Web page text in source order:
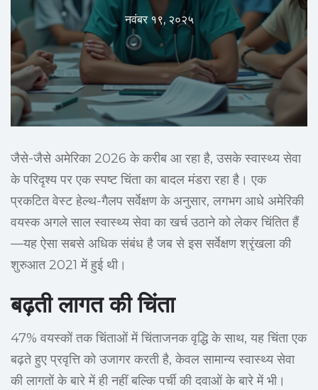
नवंबर १९, २०२५
जैसे-जैसे अमेरिका 2026 के करीब आ रहा है, उसके स्वास्थ्य सेवा
के परिदृश्य पर एक स्पष्ट चिंता का बादल मंडरा रहा है। एक
प्रकटित वेस्ट हेल्थ-गैलप सर्वेक्षण के अनुसार, लगभग आधे अमेरिकी
वयस्क अगले साल स्वास्थ्य सेवा का खर्च उठाने को लेकर चिंतित हैं
—यह ऐसा सबसे अधिक संबंध है जब से इस सर्वेक्षण श्रृंखला की
शुरुआत 2021 में हुई थी।
बढ़ती लागत की चिंता
47% वयस्कों तक चिंताओं में चिंताजनक वृद्धि के साथ, यह चिंता एक
बढ़ते हुए प्रवृत्ति को उजागर करती है, केवल सामान्य स्वास्थ्य सेवा
की लागतों के बारे में ही नहीं बल्कि पर्ची की दवाओं के बारे में भी।